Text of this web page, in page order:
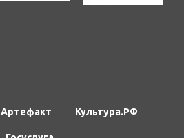
Артефакт Культура.РФ